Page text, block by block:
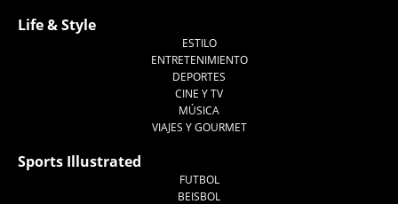
Life & Style
ESTILO
ENTRETENIMIENTO
DEPORTES
CINE Y TV
MÚSICA
VIAJES Y GOURMET
Sports Illustrated
FUTBOL
BEISBOL